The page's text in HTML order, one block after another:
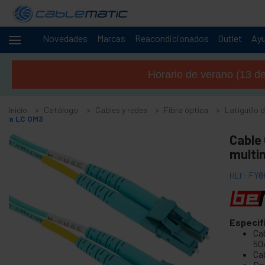
Novedades Marcas Reacondicionados Outlet
Cables -
Accesorios y tarjetas FireWire
+
Adaptador y accesorios Bluetooth
+
Adaptador y tarjeta puerto paralelo
Adaptador y tarjeta puerto serie
Cable BCC
+
Cable y adaptador MIDI
+
Cables USB y accesorios USB
Cables de red para sistemas CISCO
Horario de verano (13
Inicio Catálogo Cables y redes Fibra óptica Latiguillo
a LC OM3
Cable
REF: